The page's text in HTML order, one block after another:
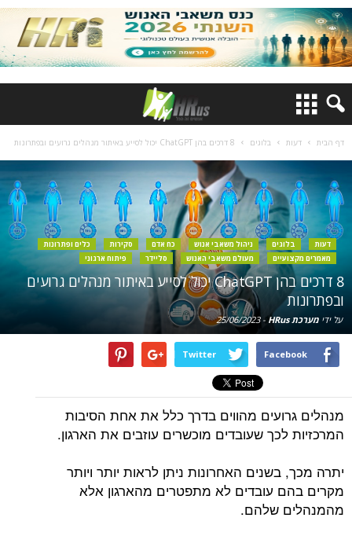
דף הבית דעות בלוגים 8 דרכים בהן ChatGPT יכול לסייע באיתור מנהלים גרועים ובפתרונות
דעות בלוגים ניהול משאבי אנוש כח אדם סקירות
כלים ופתרונות
מאמרים מקצועיים
מעולם משאבי האנוש סליידר פיתוח ארגוני
8 דרכים בהן ChatGPT יכול לסייע באיתור מנהלים גרועים
ובפתרונות
על ידי מערכת HRus -
25/06/2023
Facebook
Twitter
מנהלים גרועים מהווים בדרך כלל את אחת הסיבות
המרכזיות לכך שעובדים מוכשרים עוזבים את הארגון.
יתרה מכך, בשנים האחרונות ניתן לראות יותר ויותר
מקרים בהם עובדים לא מתפטרים מהארגון אלא
מהמנהלים שלהם.